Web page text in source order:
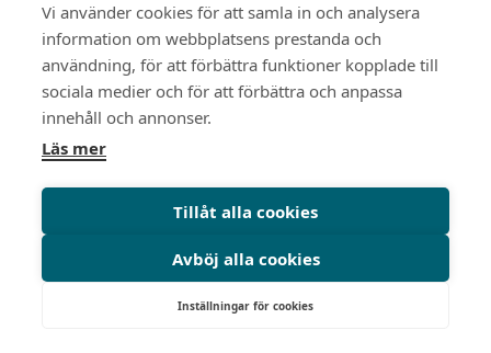
Följ oss
Zonta Distrikt 21
Zonta International
Gå till zonta.org
© Zonta International District 21 Sweden & Latvia 2026. |
Organisationsnummer: 80 20 09 7138
Vi använder cookies för att samla in och analysera
information om webbplatsens prestanda och
användning, för att förbättra funktioner kopplade till
sociala medier och för att förbättra och anpassa
innehåll och annonser.
Läs mer
Tillåt alla cookies
Avböj alla cookies
Inställningar för cookies